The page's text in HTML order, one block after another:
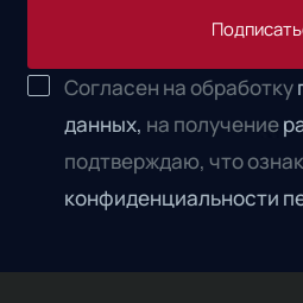
Согласен на обработку
данных, на получение
подтверждаю, что
конфиденциальности